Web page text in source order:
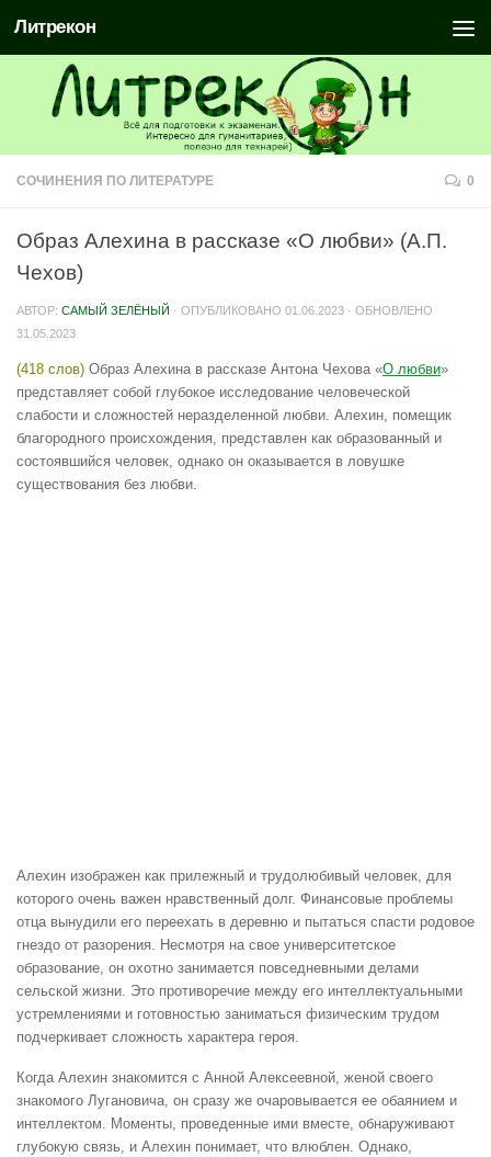
Литрекон
СОЧИНЕНИЯ ПО ЛИТЕРАТУРЕ 0
Образ Алехина в рассказе «О любви» (А.П.
Чехов)
АВТОР: САМЫЙ ЗЕЛЁНЫЙ · ОПУБЛИКОВАНО 01.06.2023 · ОБНОВЛЕНО
31.05.2023
(418 слов) Образ Алехина в рассказе Антона Чехова «О любви»
представляет собой глубокое исследование человеческой
слабости и сложностей неразделенной любви. Алехин, помещик
благородного происхождения, представлен как образованный и
состоявшийся человек, однако он оказывается в ловушке
существования без любви.
Алехин изображен как прилежный и трудолюбивый человек, для
которого очень важен нравственный долг. Финансовые проблемы
отца вынудили его переехать в деревню и пытаться спасти родовое
гнездо от разорения. Несмотря на свое университетское
образование, он охотно занимается повседневными делами
сельской жизни. Это противоречие между его интеллектуальными
устремлениями и готовностью заниматься физическим трудом
подчеркивает сложность характера героя.
Когда Алехин знакомится с Анной Алексеевной, женой своего
знакомого Лугановича, он сразу же очаровывается ее обаянием и
интеллектом. Моменты, проведенные ими вместе, обнаруживают
глубокую связь, и Алехин понимает, что влюблен. Однако,